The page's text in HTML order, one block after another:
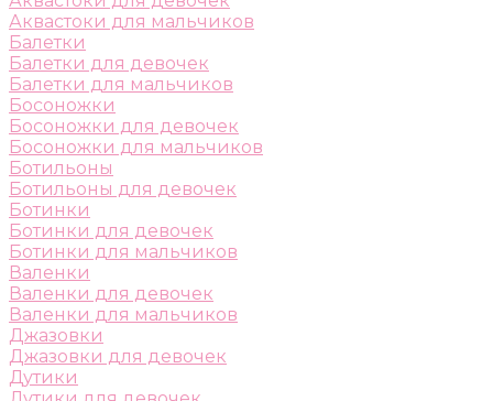
Аквастоки для мальчиков
Балетки
Балетки для девочек
Балетки для мальчиков
Босоножки
Босоножки для девочек
Босоножки для мальчиков
Ботильоны
Ботильоны для девочек
Ботинки
Ботинки для девочек
Ботинки для мальчиков
Валенки
Валенки для девочек
Валенки для мальчиков
Джазовки
Джазовки для девочек
Дутики